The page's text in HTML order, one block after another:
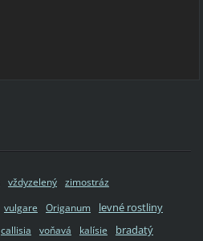
vždyzelený zimostráz
vulgare Origanum levné rostliny
callisia voňavá kalísie
bradatý